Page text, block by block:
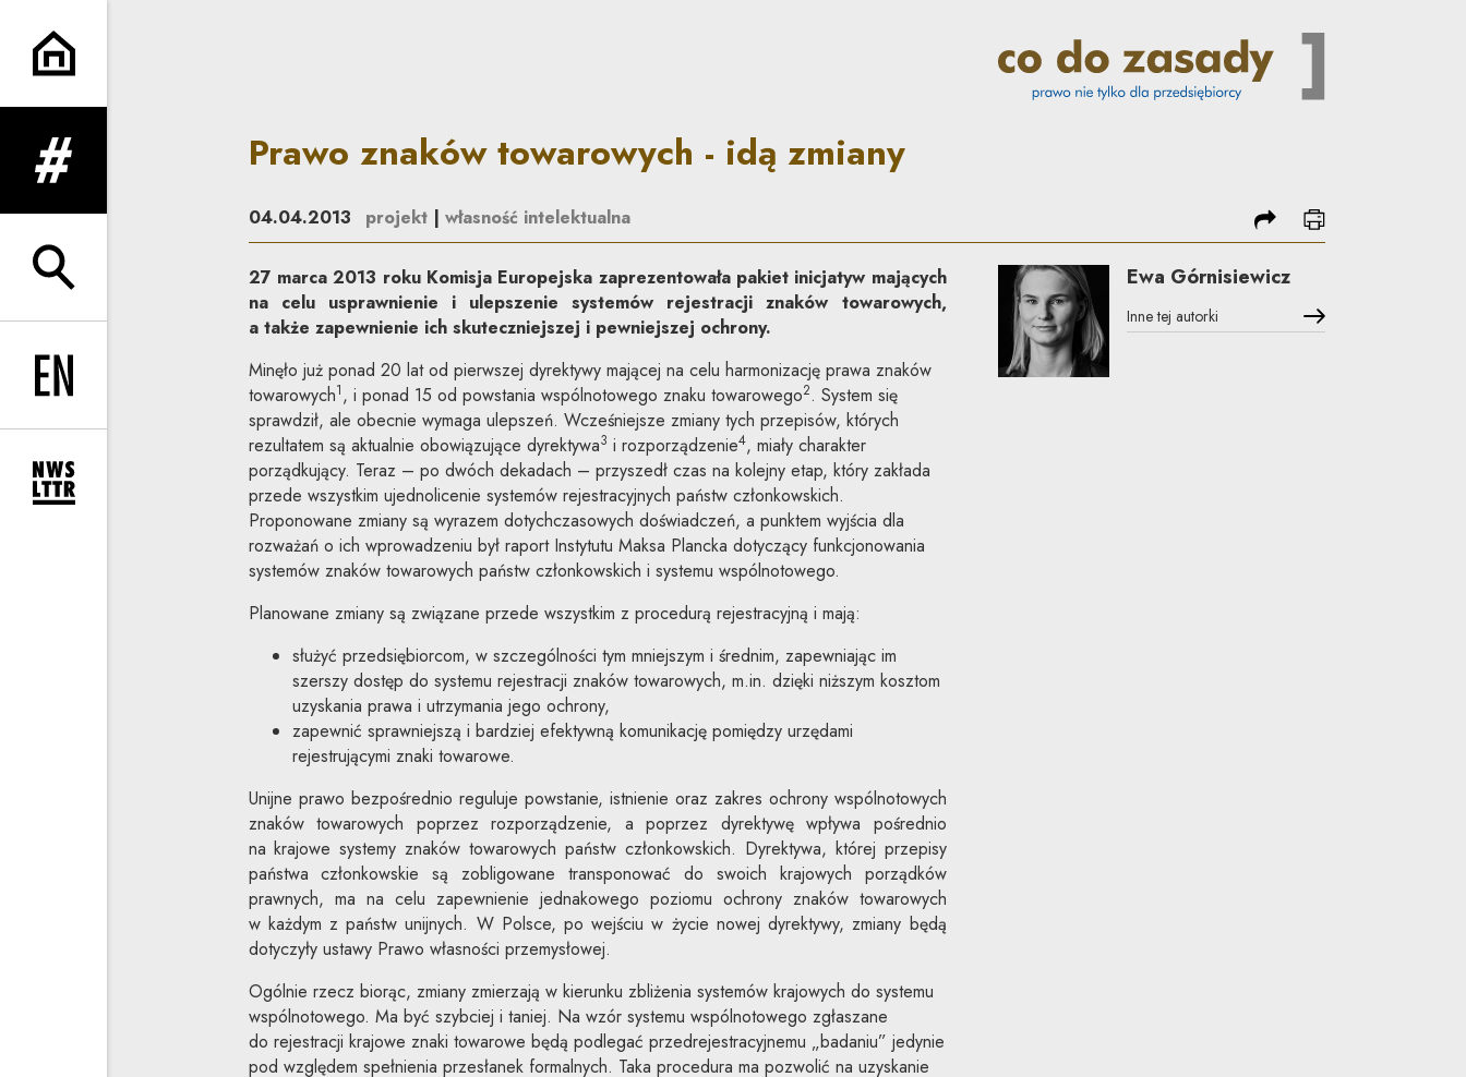
Prawo znaków towarowych - idą zmiany | Co do zasady
rozwiń menu
rozwiń wyszukiwarkę
Change language to EN
rozwiń formularz zapisu na newsletter
Prawo znaków towarowych - idą zmiany
04.04.2013 projekt| własność intelektualna podziel się
drukuj
27 marca 2013 roku Komisja Europejska zaprezentowała pakiet inicjatyw mających
na celu usprawnienie i ulepszenie systemów rejestracji znaków towarowych,
a także zapewnienie ich skuteczniejszej i pewniejszej ochrony.
Minęło już ponad 20 lat od pierwszej dyrektywy mającej na celu harmonizację prawa znaków
towarowych1, i ponad 15 od powstania wspólnotowego znaku towarowego2. System się
sprawdził, ale obecnie wymaga ulepszeń. Wcześniejsze zmiany tych przepisów, których
rezultatem są aktualnie obowiązujące dyrektywa3 i rozporządzenie4, miały charakter
porządkujący. Teraz – po dwóch dekadach – przyszedł czas na kolejny etap, który zakłada
przede wszystkim ujednolicenie systemów rejestracyjnych państw członkowskich.
Proponowane zmiany są wyrazem dotychczasowych doświadczeń, a punktem wyjścia dla
rozważań o ich wprowadzeniu był raport Instytutu Maksa Plancka dotyczący funkcjonowania
systemów znaków towarowych państw członkowskich i systemu wspólnotowego.
Planowane zmiany są związane przede wszystkim z procedurą rejestracyjną i mają:
służyć przedsiębiorcom, w szczególności tym mniejszym i średnim, zapewniając im
szerszy dostęp do systemu rejestracji znaków towarowych, m.in. dzięki niższym kosztom
uzyskania prawa i utrzymania jego ochrony,
zapewnić sprawniejszą i bardziej efektywną komunikację pomiędzy urzędami
rejestrującymi znaki towarowe.
Unijne prawo bezpośrednio reguluje powstanie, istnienie oraz zakres ochrony wspólnotowych
znaków towarowych poprzez rozporządzenie, a poprzez dyrektywę wpływa pośrednio
na krajowe systemy znaków towarowych państw członkowskich. Dyrektywa, której przepisy
państwa członkowskie są zobligowane transponować do swoich krajowych porządków
prawnych, ma na celu zapewnienie jednakowego poziomu ochrony znaków towarowych
w każdym z państw unijnych. W Polsce, po wejściu w życie nowej dyrektywy, zmiany będą
dotyczyły ustawy Prawo własności przemysłowej.
Ogólnie rzecz biorąc, zmiany zmierzają w kierunku zbliżenia systemów krajowych do systemu
wspólnotowego. Ma być szybciej i taniej. Na wzór systemu wspólnotowego zgłaszane
do rejestracji krajowe znaki towarowe będą podlegać przedrejestracyjnemu „badaniu” jedynie
pod względem spełnienia przesłanek formalnych. Taka procedura ma pozwolić na uzyskanie
Ewa Górnisiewicz
Inne tej autorki